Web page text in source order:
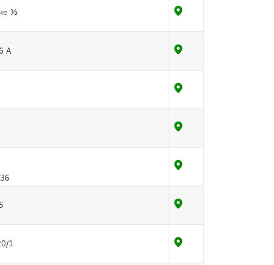
½
А
1